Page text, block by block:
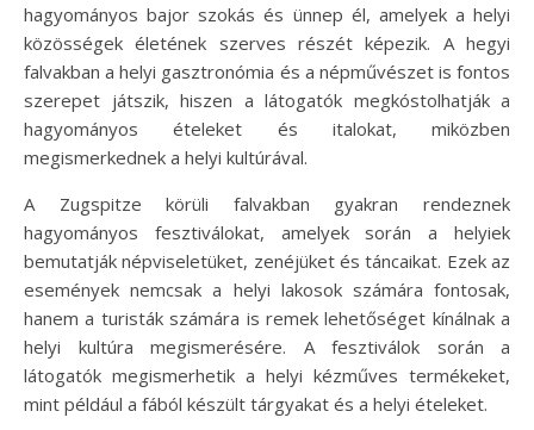
hagyományos bajor szokás és ünnep él, amelyek a helyi
közösségek életének szerves részét képezik. A hegyi
falvakban a helyi gasztronómia és a népművészet is fontos
szerepet játszik, hiszen a látogatók megkóstolhatják a
hagyományos ételeket és italokat, miközben
megismerkednek a helyi kultúrával.
A Zugspitze körüli falvakban gyakran rendeznek
hagyományos fesztiválokat, amelyek során a helyiek
bemutatják népviseletüket, zenéjüket és táncaikat. Ezek az
események nemcsak a helyi lakosok számára fontosak,
hanem a turisták számára is remek lehetőséget kínálnak a
helyi kultúra megismerésére. A fesztiválok során a
látogatók megismerhetik a helyi kézműves termékeket,
mint például a fából készült tárgyakat és a helyi ételeket.